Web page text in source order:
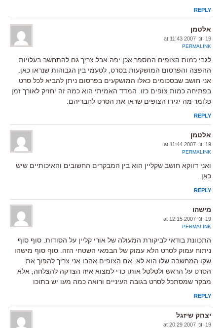
REPLY
אלטמן
19 יוני 2007 at 11:43
PERMALINK
לגבי כמות הצופים המספר אכן יפה אבל צריך גם להתחשב בעלויות
ההפצה והפרסום המושקעות בסרט, לטעמי בין הגבוהות שנראו כאן.
אני חושב שבסכומים כאלו המושקעים בפרסום ניתן להביא לכל סרט
בפתיחה כמות צופים כזו. המדד האמיתי הוא כמה זה יחזיק לאורך זמן
כלומר מה יגידו הצופים שראו את הסרט לחבריהם.
REPLY
אלטמן
19 יוני 2007 at 11:44
PERMALINK
ואני דווקא חושב שקליין הוא בין המבקרים החשובים והאיכותיים שיש
כאן..
REPLY
מישהו
19 יוני 2007 at 12:15
PERMALINK
התכוונת בודאי לביקורת המעולה של אורי קליין על הסודות. סוף סוף
ניתוח עמוק לסרט הלא עמוק של הבמאי השטחי הזה. סוף סוף מישהו
שקו המחשבה שלו הוא לא: אם הצופים אהבו אני צריך להפוך את
הסרט על הראש ולטלטל אותו כדי למצוא איזו הצדקה להצלחה, אלא
מבקר שמסתכל לסרט בגובה העיניים ורואה כמה מעו יש בתוכו
REPLY
יצחק שיזגל
19 יוני 2007 at 20:29